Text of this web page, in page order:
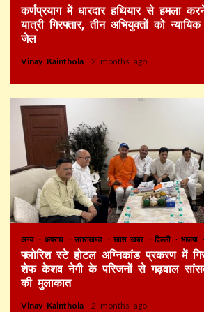
कर्णप्रयाग में धारदार हथियार से हमला
यात्री गिरफ्तार, तीन अभियुक्तों को
जेल
Vinay Kainthola 2 months ago
अन्य अपराध उत्तराखण्ड खास खबर दिल्ली भाजपा
फ्लोरिश स्टे होटल अग्निकांड प्रकरण में
शेफ केशव नेगी के परिजनों से गढ़वाल
की मुलाकात
Vinay Kainthola 2 months ago